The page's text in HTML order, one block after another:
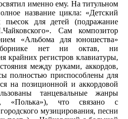
именно ему. На титульном
название цикла: «Детский
для детей (подражание
Сам композитор
«Альбома для юношества»
нет ни октав, ни
крайних регистров клавиатуры,
между руками, аккордов,
полностью приспособлены для
на позиционной и аккордовой
танцевальные жанры
«Полька»), что связано с
музицирования, песни